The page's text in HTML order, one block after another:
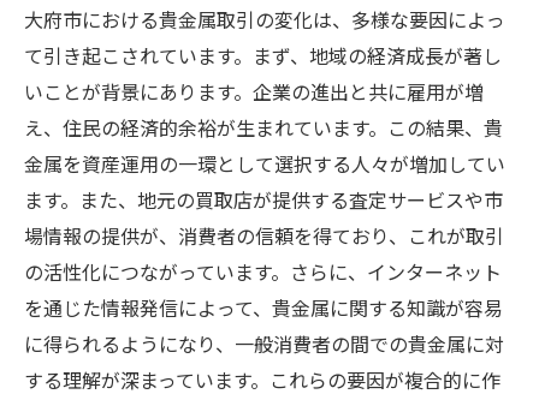
地域特有の貴金属市場、愛知県大府市の未来展
望
大府市の貴金属市場の将来性分析
地域特有の市場特性とその進化
未来を見据えた貴金属取引の可能性
地域市場の持続可能な成長の条件
技術革新が貴金属市場に与える影響
未来の貴金属市場を形作る要因
愛知県大府市における貴金属の価値とその重要
性
大府市における貴金属取引の変化は、多様な要因によっ
て引き起こされています。まず、地域の経済成長が著し
いことが背景にあります。企業の進出と共に雇用が増
え、住民の経済的余裕が生まれています。この結果、貴
金属を資産運用の一環として選択する人々が増加してい
ます。また、地元の買取店が提供する査定サービスや市
場情報の提供が、消費者の信頼を得ており、これが取引
の活性化につながっています。さらに、インターネット
を通じた情報発信によって、貴金属に関する知識が容易
に得られるようになり、一般消費者の間での貴金属に対
する理解が深まっています。これらの要因が複合的に作